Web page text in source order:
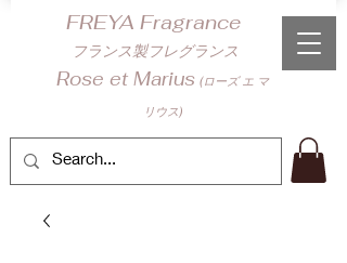
​FREYA Fragrance
フランス製フレグランス
Rose et Marius (ローズ エ マ
リウス)